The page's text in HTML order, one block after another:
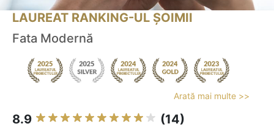
LAUREAT RANKING-UL ȘOIMII
Fata Modernă
Arată mai multe >>
8.9 (14)